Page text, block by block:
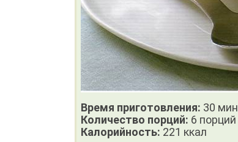
Время приготовления: 30 мин
Количество порций: 6 порций
Калорийность: 221 ккал